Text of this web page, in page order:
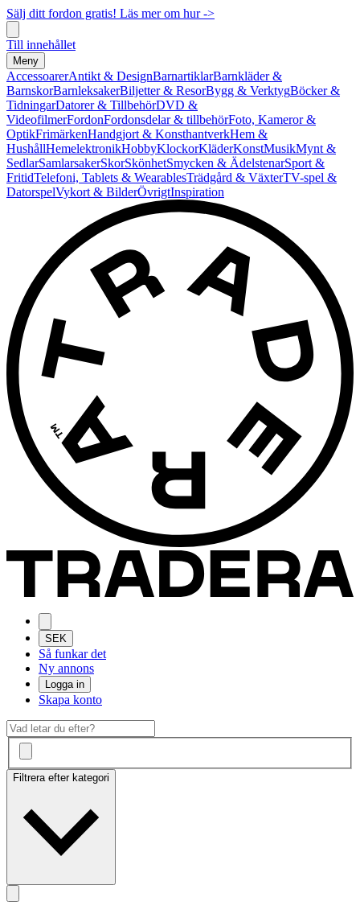
Sälj ditt fordon gratis! Läs mer om hur ->
Till innehållet
Meny
AccessoarerAntikt & DesignBarnartiklarBarnkläder &
BarnskorBarnleksakerBiljetter & ResorBygg & VerktygBöcker &
TidningarDatorer & TillbehörDVD &
VideofilmerFordonFordonsdelar & tillbehörFoto, Kameror &
OptikFrimärkenHandgjort & KonsthantverkHem &
HushållHemelektronikHobbyKlockorKläderKonstMusikMynt &
SedlarSamlarsakerSkorSkönhetSmycken & ÄdelstenarSport &
FritidTelefoni, Tablets & WearablesTrädgård & VäxterTV-spel &
DatorspelVykort & BilderÖvrigtInspiration
SEK
Så funkar det
Ny annons
Logga in
Skapa konto
Filtrera efter kategori